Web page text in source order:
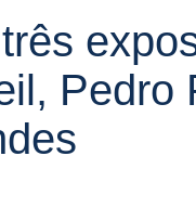
Pedro